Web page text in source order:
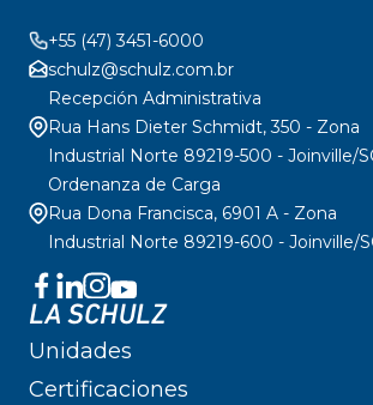
+55 (47) 3451-6000
schulz@schulz.com.br
Recepción Administrativa
Rua Hans Dieter Schmidt, 350 - Zona
Industrial Norte 89219-500 - Joinville/
Ordenanza de Carga
Rua Dona Francisca, 6901 A - Zona
Industrial Norte 89219-600 - Joinville/
LA SCHULZ
Unidades
Certificaciones